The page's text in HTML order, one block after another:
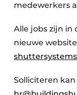
medewerkers
Alle jobs zijn in
nieuwe website
Solliciteren